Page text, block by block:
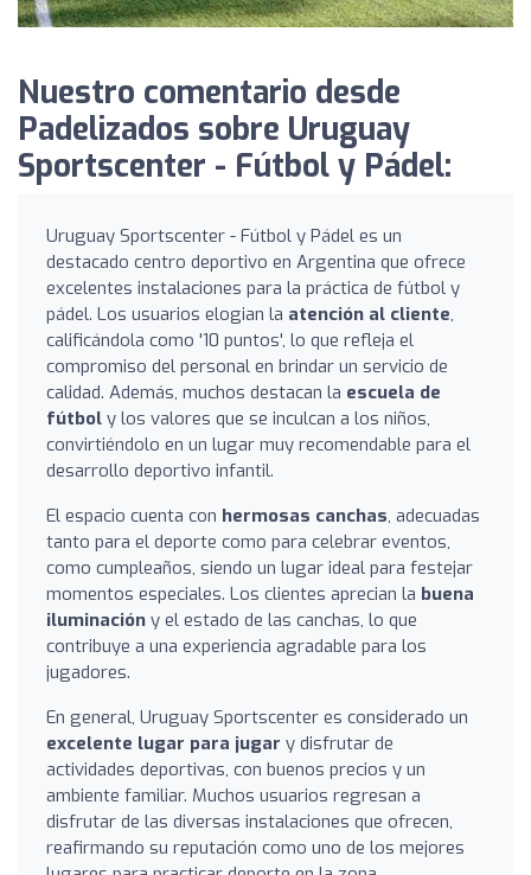
Nuestro comentario desde
Padelizados sobre Uruguay
Sportscenter - Fútbol y Pádel:
Uruguay Sportscenter - Fútbol y Pádel es un
destacado centro deportivo en Argentina que ofrece
excelentes instalaciones para la práctica de fútbol y
pádel. Los usuarios elogian la atención al cliente,
calificándola como '10 puntos', lo que refleja el
compromiso del personal en brindar un servicio de
calidad. Además, muchos destacan la escuela de
fútbol y los valores que se inculcan a los niños,
convirtiéndolo en un lugar muy recomendable para el
desarrollo deportivo infantil.
El espacio cuenta con hermosas canchas, adecuadas
tanto para el deporte como para celebrar eventos,
como cumpleaños, siendo un lugar ideal para festejar
momentos especiales. Los clientes aprecian la buena
iluminación y el estado de las canchas, lo que
contribuye a una experiencia agradable para los
jugadores.
En general, Uruguay Sportscenter es considerado un
excelente lugar para jugar y disfrutar de
actividades deportivas, con buenos precios y un
ambiente familiar. Muchos usuarios regresan a
disfrutar de las diversas instalaciones que ofrecen,
reafirmando su reputación como uno de los mejores